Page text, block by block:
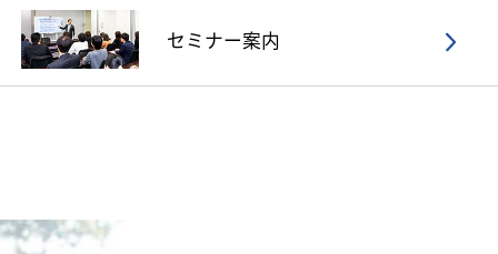
セミナー案内